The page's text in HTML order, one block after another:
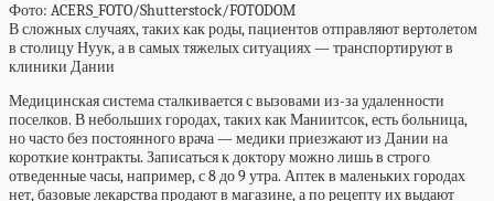
Фото: ACERS_FOTO/Shutterstock/FOTODOM
В сложных случаях, таких как роды, пациентов отправляют вертолетом
в столицу Нуук, а в самых тяжелых ситуациях — транспортируют в
клиники Дании
Медицинская система сталкивается с вызовами из-за удаленности
поселков. В небольших городах, таких как Маниитсок, есть больница,
но часто без постоянного врача — медики приезжают из Дании на
короткие контракты. Записаться к доктору можно лишь в строго
отведенные часы, например, с 8 до 9 утра. Аптек в маленьких городах
нет, базовые лекарства продают в магазине, а по рецепту их выдают